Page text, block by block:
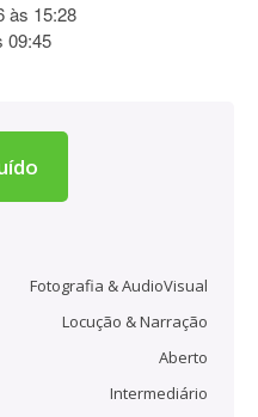
às 15:28
09:45
Fotografia & AudioVisual
Locução & Narração
Aberto
Intermediário